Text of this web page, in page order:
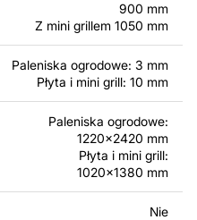
dostosować projekt
lub logo Twojej firmy
według Twoich
projektu
się z nami.
lub potrzebujesz
w dowolnym momencie –
900 mm
Z mini grillem 1050 mm
Paleniska ogrodowe: 3 mm
Płyta i mini grill: 10 mm
Paleniska ogrodowe:
1220x2420 mm
Płyta i mini grill:
1020x1380 mm
Nie